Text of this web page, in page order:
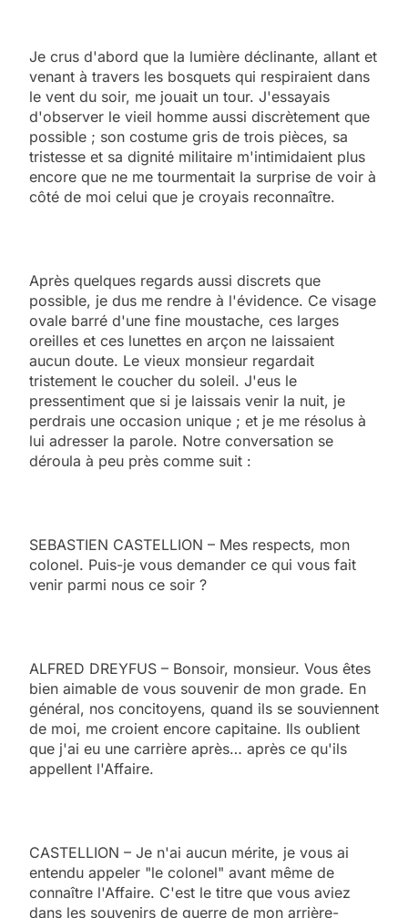
Je crus d'abord que la lumière déclinante, allant et
venant à travers les bosquets qui respiraient dans
le vent du soir, me jouait un tour. J'essayais
d'observer le vieil homme aussi discrètement que
possible ; son costume gris de trois pièces, sa
tristesse et sa dignité militaire m'intimidaient plus
encore que ne me tourmentait la surprise de voir à
côté de moi celui que je croyais reconnaître.
Après quelques regards aussi discrets que
possible, je dus me rendre à l'évidence. Ce visage
ovale barré d'une fine moustache, ces larges
oreilles et ces lunettes en arçon ne laissaient
aucun doute. Le vieux monsieur regardait
tristement le coucher du soleil. J'eus le
pressentiment que si je laissais venir la nuit, je
perdrais une occasion unique ; et je me résolus à
lui adresser la parole. Notre conversation se
déroula à peu près comme suit :
SEBASTIEN CASTELLION – Mes respects, mon
colonel. Puis-je vous demander ce qui vous fait
venir parmi nous ce soir ?
ALFRED DREYFUS – Bonsoir, monsieur. Vous êtes
bien aimable de vous souvenir de mon grade. En
général, nos concitoyens, quand ils se souviennent
de moi, me croient encore capitaine. Ils oublient
que j'ai eu une carrière après… après ce qu'ils
appellent l'Affaire.
CASTELLION – Je n'ai aucun mérite, je vous ai
entendu appeler "le colonel" avant même de
connaître l'Affaire. C'est le titre que vous aviez
dans les souvenirs de guerre de mon arrière-